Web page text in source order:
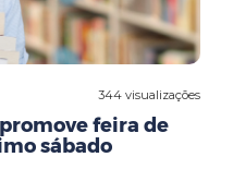
344 visualizações
feira de
sábado